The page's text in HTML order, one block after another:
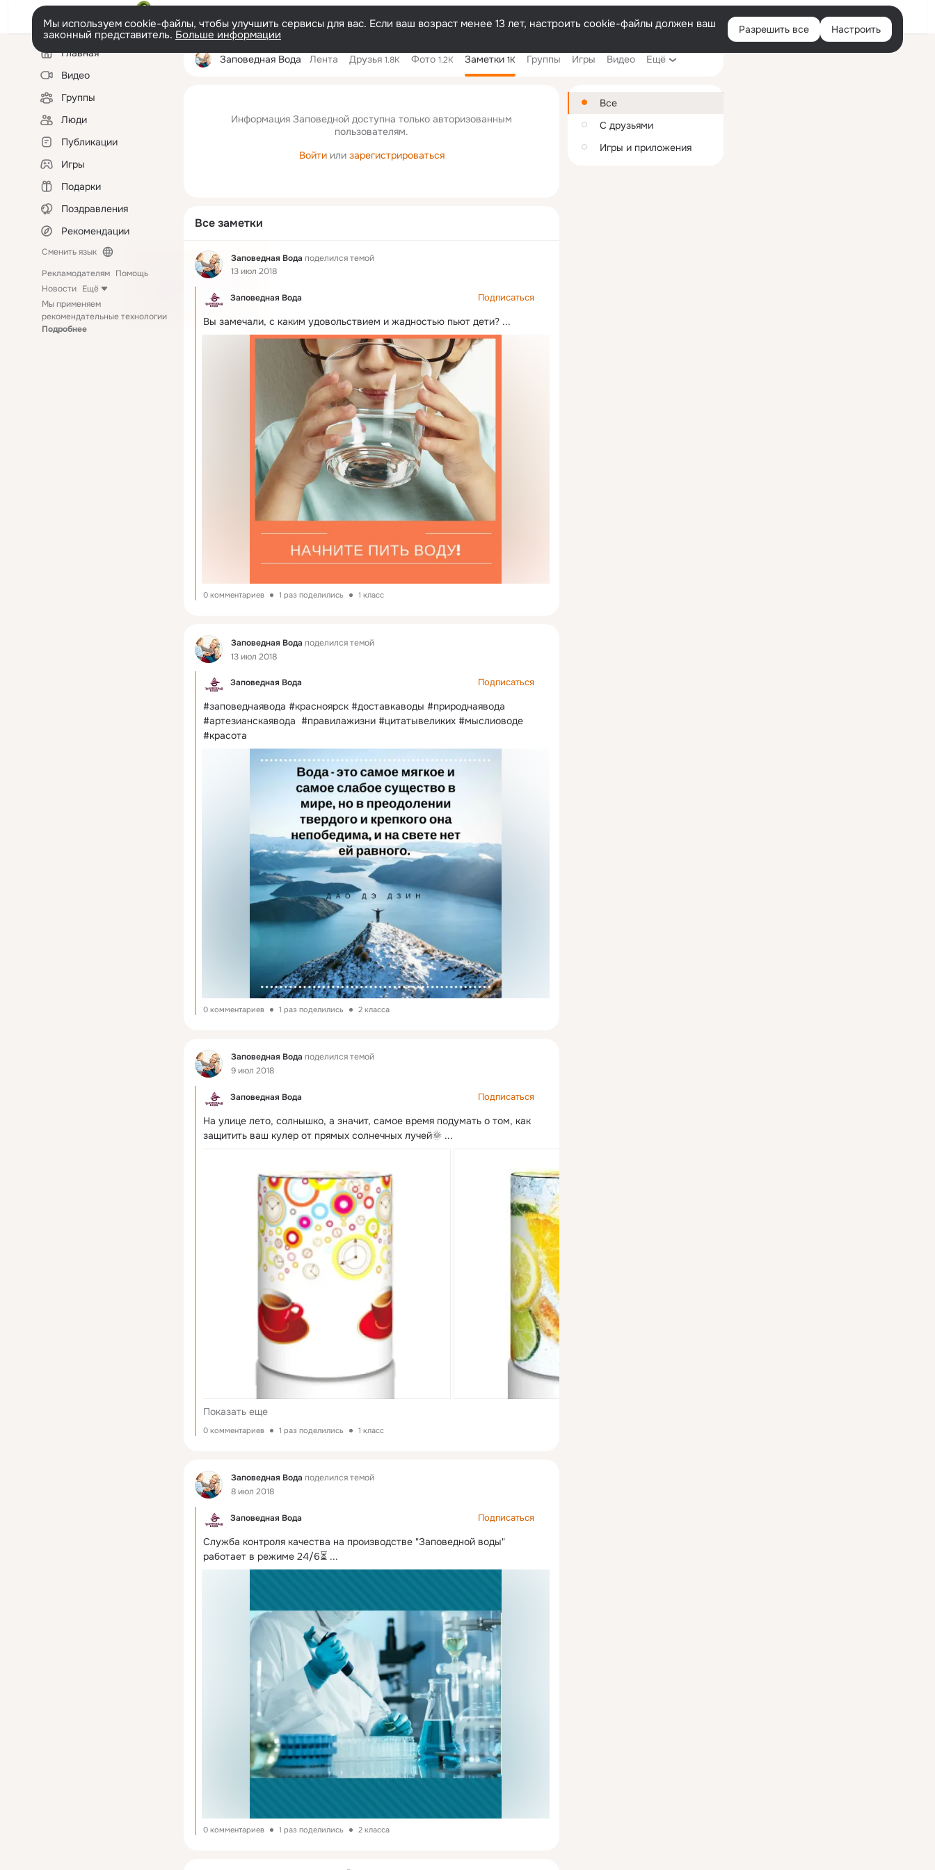
Русский Войти
Мы используем cookie-файлы, чтобы улучшить сервисы для вас. Если ваш возраст менее 13 лет, настроить cookie-файлы должен ваш
законный представитель. Больше информации Разрешить все Настроить
Левая
колонкаГлавная
Видео
Группы
Люди
Публикации
Игры
Подарки
Поздравления
Рекомендации
Сменить язык
Рекламодателям Помощь
Новости Ещё
Мы применяем
рекомендательные технологии
Подробнее
Заповедная Вода Лента Друзья 1.8K Фото 1.2K Заметки 1K Группы Игры Видео Ещё
Информация Заповедной доступна только авторизованным
пользователям.
Войтиили зарегистрироваться
Все заметки
Фид Заповедная Вода поделился темой
13 июл 2018
Заповедная Вода Подписаться
Вы замечали, с каким удовольствием и жадностью пьют дети? ...
0 комментариев 1 раз поделились 1 класс
Фид Заповедная Вода поделился темой
13 июл 2018
Заповедная Вода Подписаться
#заповеднаявода #красноярск #доставкаводы #природнаявода
#артезианскаявода  #правилажизни #цитатывеликих #мыслиоводе
#красота
0 комментариев 1 раз поделились 2 класса
Фид Заповедная Вода поделился темой
9 июл 2018
Заповедная Вода Подписаться
На улице лето, солнышко, а значит, самое время подумать о том, как
защитить ваш кулер от прямых солнечных лучей🌞 ...
Показать еще
0 комментариев 1 раз поделились 1 класс
Фид Заповедная Вода поделился темой
8 июл 2018
Заповедная Вода Подписаться
Служба контроля качества на производстве "Заповедной воды"
работает в режиме 24/6⏳ ...
0 комментариев 1 раз поделились 2 класса
Дополнительная
колонка Все
С друзьями
Игры и приложения